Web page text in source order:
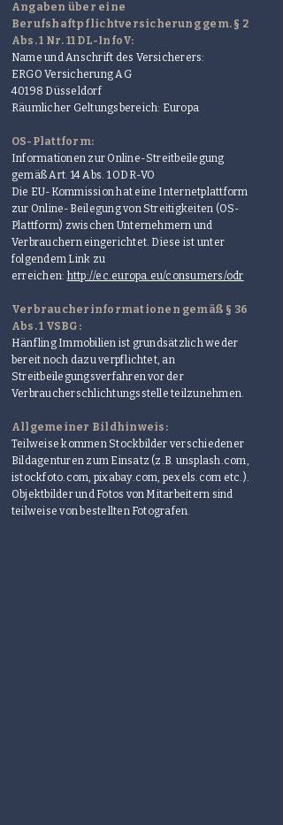
Angaben über eine
Berufshaftpflichtversicherung gem. § 2
Abs. 1 Nr. 11 DL-InfoV:
Name und Anschrift des Versicherers:
ERGO Versicherung AG
40198 Düsseldorf
Räumlicher Geltungsbereich: Europa
OS-Plattform:
Informationen zur Online-Streitbeilegung
gemäß Art. 14 Abs. 1 ODR-VO
Die EU-Kommission hat eine Internetplattform
zur Online-Beilegung von Streitigkeiten (OS-
Plattform) zwischen Unternehmern und
Verbrauchern eingerichtet. Diese ist unter
folgendem Link zu
erreichen: http://ec.europa.eu/consumers/odr
Verbraucherinformationen gemäß § 36
Abs. 1 VSBG:
Hänfling Immobilien ist grundsätzlich weder
bereit noch dazu verpflichtet, an
Streitbeilegungsverfahren vor der
Verbraucherschlichtungsstelle teilzunehmen.
Allgemeiner Bildhinweis:
Teilweise kommen Stockbilder verschiedener
Bildagenturen zum Einsatz (z.B. unsplash.com,
istockfoto.com, pixabay.com, pexels.com etc.).
Objektbilder und Fotos von Mitarbeitern sind
teilweise von bestellten Fotografen.